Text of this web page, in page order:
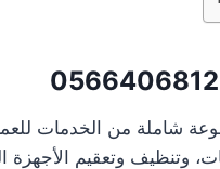
0566406812
شاملة من الخدمات
وتنظيف وتعقيم